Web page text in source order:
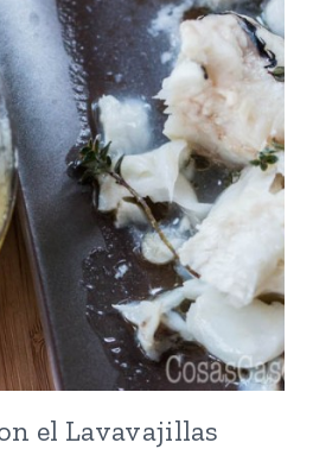
DEBO
USAR?
el Lavavajillas